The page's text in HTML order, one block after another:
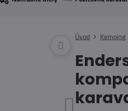
Úvod Kemping